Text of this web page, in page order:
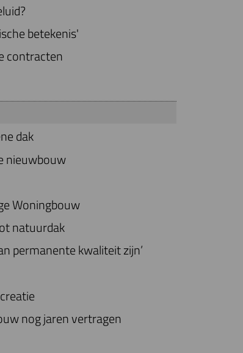
betekenis'
contracten
dak
nieuwbouw
Woningbouw
natuurdak
permanente kwaliteit zijn’
nog jaren vertragen